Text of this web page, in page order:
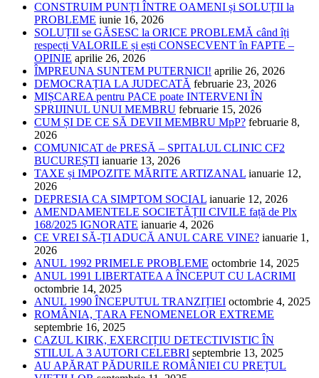
CONSTRUIM PUNȚI ÎNTRE OAMENI și SOLUȚII la
PROBLEME iunie 16, 2026
SOLUȚII se GĂSESC la ORICE PROBLEMĂ când îți
respecți VALORILE și ești CONSECVENT în FAPTE –
OPINIE aprilie 26, 2026
ÎMPREUNA SUNTEM PUTERNICI! aprilie 26, 2026
DEMOCRAȚIA LA JUDECATĂ februarie 23, 2026
MIȘCAREA pentru PACE poate INTERVENI ÎN
SPRIJINUL UNUI MEMBRU februarie 15, 2026
CUM ȘI DE CE SĂ DEVII MEMBRU MpP? februarie 8,
2026
COMUNICAT de PRESĂ – SPITALUL CLINIC CF2
BUCUREȘTI ianuarie 13, 2026
TAXE și IMPOZITE MĂRITE ARTIZANAL ianuarie 12,
2026
DEPRESIA CA SIMPTOM SOCIAL ianuarie 12, 2026
AMENDAMENTELE SOCIETĂȚII CIVILE față de Plx
168/2025 IGNORATE ianuarie 4, 2026
CE VREI SĂ-ȚI ADUCĂ ANUL CARE VINE? ianuarie 1,
2026
ANUL 1992 PRIMELE PROBLEME octombrie 14, 2025
ANUL 1991 LIBERTATEA A ÎNCEPUT CU LACRIMI
octombrie 14, 2025
ANUL 1990 ÎNCEPUTUL TRANZIȚIEI octombrie 4, 2025
ROMÂNIA, ȚARA FENOMENELOR EXTREME
septembrie 16, 2025
CAZUL KIRK, EXERCIȚIU DETECTIVISTIC ÎN
STILUL A 3 AUTORI CELEBRI septembrie 13, 2025
AU APĂRAT PĂDURILE ROMÂNIEI CU PREȚUL